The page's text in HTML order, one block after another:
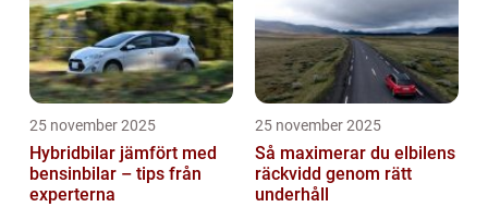
25 november 2025
Hybridbilar jämfört med
bensinbilar – tips från
experterna
25 november 2025
Så maximerar du elbilens
räckvidd genom rätt
underhåll